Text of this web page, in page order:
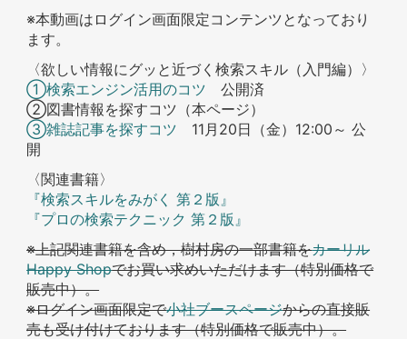
※本動画はログイン画面限定コンテンツとなっており
ます。
〈欲しい情報にグッと近づく検索スキル（入門編）〉
①検索エンジン活用のコツ 公開済
②図書情報を探すコツ（本ページ）
③雑誌記事を探すコツ 11月20日（金）12:00～ 公
開
〈関連書籍〉
『検索スキルをみがく 第２版』
『プロの検索テクニック 第２版』
※上記関連書籍を含め，樹村房の一部書籍をカーリル
Happy Shopでお買い求めいただけます（特別価格で
販売中）。
※ログイン画面限定で小社ブースページからの直接販
売も受け付けております（特別価格で販売中）。